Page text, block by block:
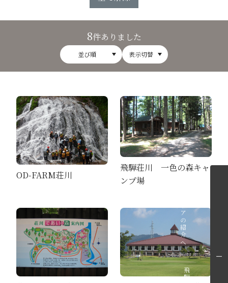
8件ありました
並び順 表示切替
OD-FARM荘川
飛騨荘川 一色の森キャ
ンプ場
各エリアの紹介へ